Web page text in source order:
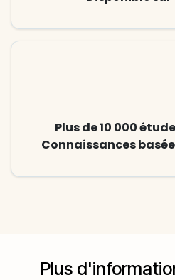
Plus de 10 000
Connaissances
Plus